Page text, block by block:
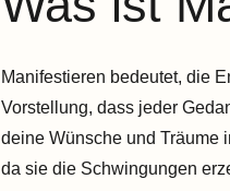
Manifestieren bedeutet, die
Vorstellung, dass jeder
deine Wünsche und Träume
da sie die Schwingungen